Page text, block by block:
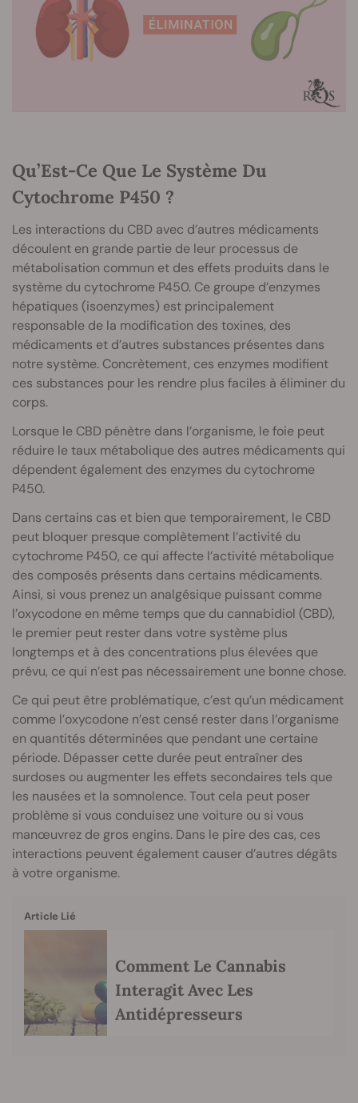
Qu’Est-Ce Que Le Système Du
Cytochrome P450 ?
Les interactions du CBD avec d’autres médicaments
découlent en grande partie de leur processus de
métabolisation commun et des effets produits dans le
système du cytochrome P450. Ce groupe d’enzymes
hépatiques (isoenzymes) est principalement
responsable de la modification des toxines, des
médicaments et d’autres substances présentes dans
notre système. Concrètement, ces enzymes modifient
ces substances pour les rendre plus faciles à éliminer du
corps.
Lorsque le CBD pénètre dans l’organisme, le foie peut
réduire le taux métabolique des autres médicaments qui
dépendent également des enzymes du cytochrome
P450.
Dans certains cas et bien que temporairement, le CBD
peut bloquer presque complètement l’activité du
cytochrome P450, ce qui affecte l’activité métabolique
des composés présents dans certains médicaments.
Ainsi, si vous prenez un analgésique puissant comme
l’oxycodone en même temps que du cannabidiol (CBD),
le premier peut rester dans votre système plus
longtemps et à des concentrations plus élevées que
prévu, ce qui n’est pas nécessairement une bonne chose.
Ce qui peut être problématique, c’est qu’un médicament
comme l’oxycodone n’est censé rester dans l’organisme
en quantités déterminées que pendant une certaine
période. Dépasser cette durée peut entraîner des
surdoses ou augmenter les effets secondaires tels que
les nausées et la somnolence. Tout cela peut poser
problème si vous conduisez une voiture ou si vous
manœuvrez de gros engins. Dans le pire des cas, ces
interactions peuvent également causer d’autres dégâts
à votre organisme.
Article Lié
Comment Le Cannabis
Interagit Avec Les
Antidépresseurs